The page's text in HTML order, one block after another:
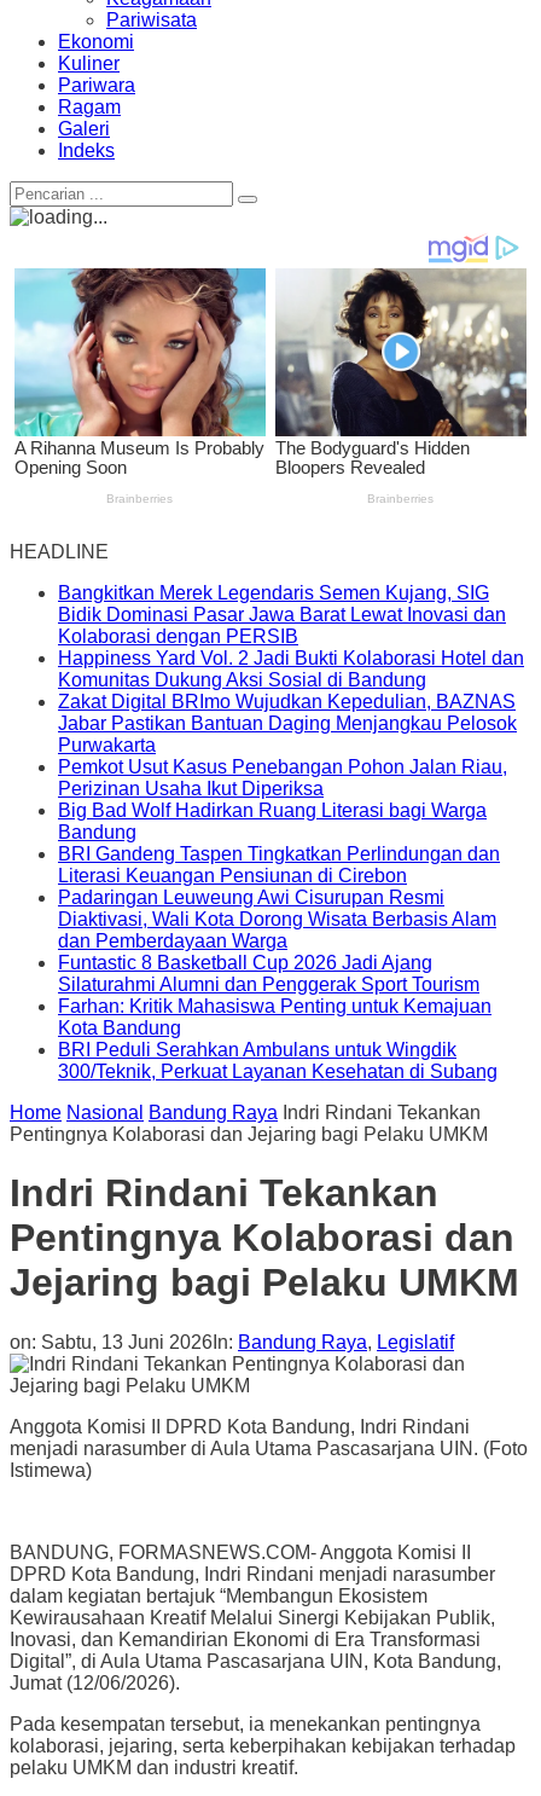
Pariwisata
Ekonomi
Kuliner
Pariwara
Ragam
Galeri
Indeks
HEADLINE
Bangkitkan Merek Legendaris Semen Kujang, SIG
Bidik Dominasi Pasar Jawa Barat Lewat Inovasi dan
Kolaborasi dengan PERSIB
Happiness Yard Vol. 2 Jadi Bukti Kolaborasi Hotel dan
Komunitas Dukung Aksi Sosial di Bandung
Zakat Digital BRImo Wujudkan Kepedulian, BAZNAS
Jabar Pastikan Bantuan Daging Menjangkau Pelosok
Purwakarta
Pemkot Usut Kasus Penebangan Pohon Jalan Riau,
Perizinan Usaha Ikut Diperiksa
Big Bad Wolf Hadirkan Ruang Literasi bagi Warga
Bandung
BRI Gandeng Taspen Tingkatkan Perlindungan dan
Literasi Keuangan Pensiunan di Cirebon
Padaringan Leuweung Awi Cisurupan Resmi
Diaktivasi, Wali Kota Dorong Wisata Berbasis Alam
dan Pemberdayaan Warga
Funtastic 8 Basketball Cup 2026 Jadi Ajang
Silaturahmi Alumni dan Penggerak Sport Tourism
Farhan: Kritik Mahasiswa Penting untuk Kemajuan
Kota Bandung
BRI Peduli Serahkan Ambulans untuk Wingdik
300/Teknik, Perkuat Layanan Kesehatan di Subang
Home Nasional Bandung Raya Indri Rindani Tekankan
Pentingnya Kolaborasi dan Jejaring bagi Pelaku UMKM
Indri Rindani Tekankan
Pentingnya Kolaborasi dan
Jejaring bagi Pelaku UMKM
on: Sabtu, 13 Juni 2026 In: Bandung Raya, Legislatif
Anggota Komisi II DPRD Kota Bandung, Indri Rindani
menjadi narasumber di Aula Utama Pascasarjana UIN. (Foto
Istimewa)
BANDUNG, FORMASNEWS.COM- Anggota Komisi II
DPRD Kota Bandung, Indri Rindani menjadi narasumber
dalam kegiatan bertajuk “Membangun Ekosistem
Kewirausahaan Kreatif Melalui Sinergi Kebijakan Publik,
Inovasi, dan Kemandirian Ekonomi di Era Transformasi
Digital”, di Aula Utama Pascasarjana UIN, Kota Bandung,
Jumat (12/06/2026).
Pada kesempatan tersebut, ia menekankan pentingnya
kolaborasi, jejaring, serta keberpihakan kebijakan terhadap
pelaku UMKM dan industri kreatif.